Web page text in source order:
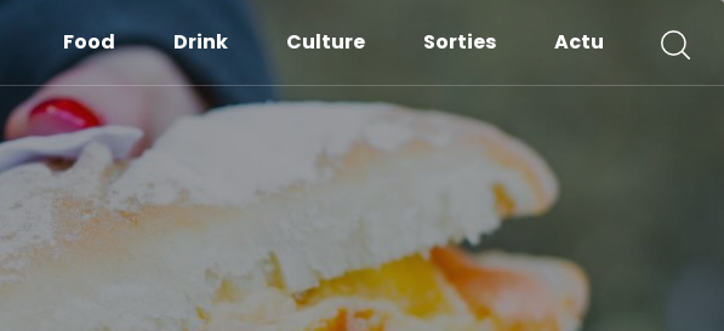
Food Drink Culture Sorties Actu